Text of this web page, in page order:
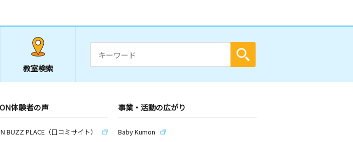
教室検索
体験者の声
BUZZ PLACE（口コミサイト）
事業・活動の広がり
Baby Kumon